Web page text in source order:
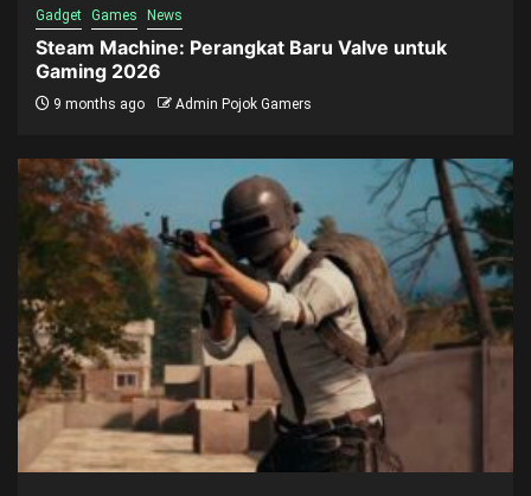
Gadget Games News
Steam Machine: Perangkat Baru Valve untuk
Gaming 2026
9 months ago Admin Pojok Gamers